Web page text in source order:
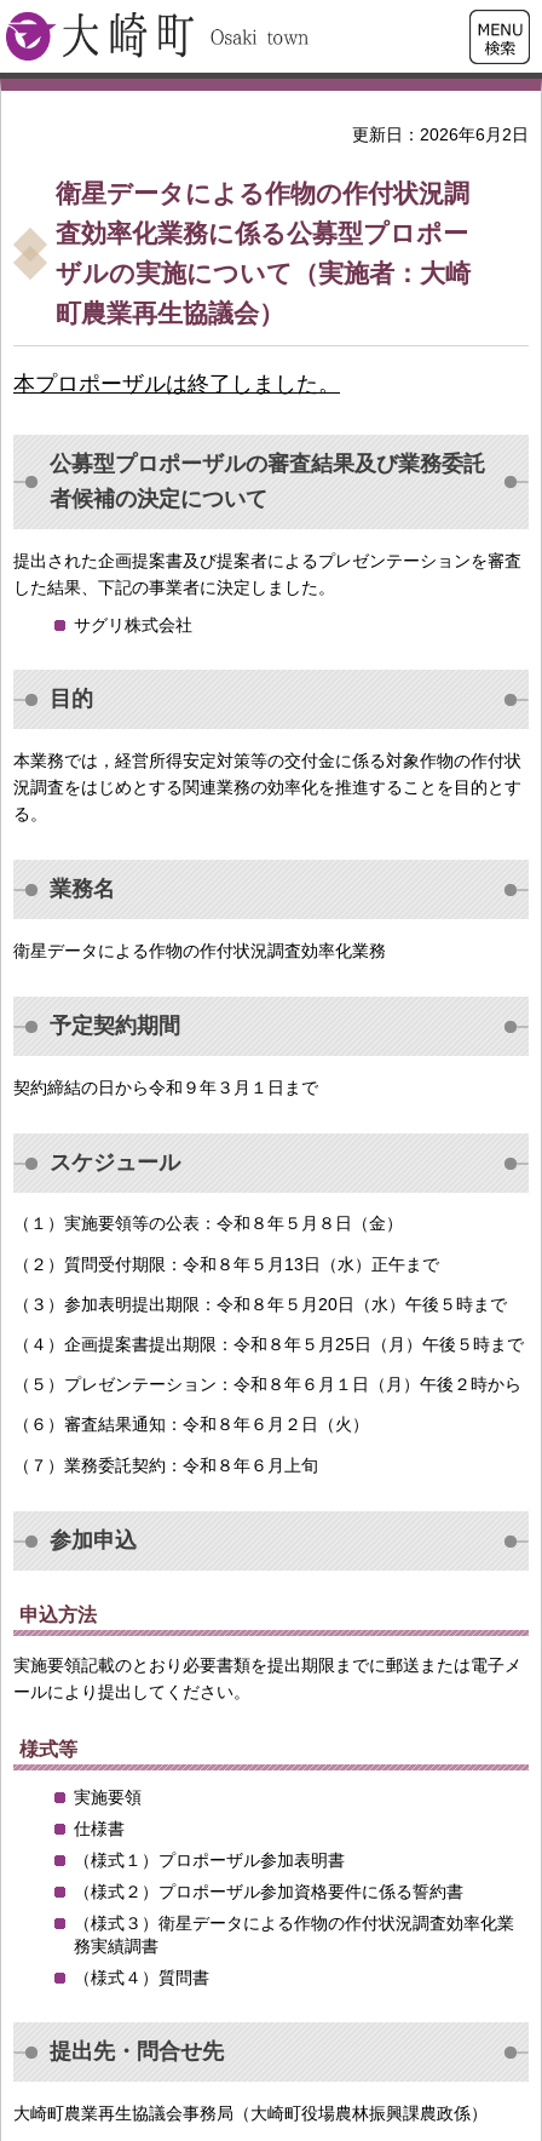
大崎町
検索・
共通メ
ニュー
更新日：2026年6月2日
衛星データによる作物の作付状況調
査効率化業務に係る公募型プロポー
ザルの実施について（実施者：大崎
町農業再生協議会）
本プロポーザルは終了しました。
公募型プロポーザルの審査結果及び業務委託
者候補の決定について
提出された企画提案書及び提案者によるプレゼンテーションを審査
した結果、下記の事業者に決定しました。
サグリ株式会社
目的
本業務では，経営所得安定対策等の交付金に係る対象作物の作付状
況調査をはじめとする関連業務の効率化を推進することを目的とす
る。
業務名
衛星データによる作物の作付状況調査効率化業務
予定契約期間
契約締結の日から令和９年３月１日まで
スケジュール
（１）実施要領等の公表：令和８年５月８日（金）
（２）質問受付期限：令和８年５月13日（水）正午まで
（３）参加表明提出期限：令和８年５月20日（水）午後５時まで
（４）企画提案書提出期限：令和８年５月25日（月）午後５時まで
（５）プレゼンテーション：令和８年６月１日（月）午後２時から
（６）審査結果通知：令和８年６月２日（火）
（７）業務委託契約：令和８年６月上旬
参加申込
申込方法
実施要領記載のとおり必要書類を提出期限までに郵送または電子メ
ールにより提出してください。
様式等
実施要領
仕様書
（様式１）プロポーザル参加表明書
（様式２）プロポーザル参加資格要件に係る誓約書
（様式３）衛星データによる作物の作付状況調査効率化業
務実績調書
（様式４）質問書
提出先・問合せ先
大崎町農業再生協議会事務局（大崎町役場農林振興課農政係）